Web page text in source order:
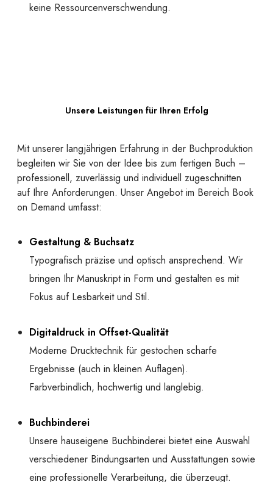
keine Ressourcenverschwendung.
Unsere Leistungen für Ihren Erfolg
Mit unserer langjährigen Erfahrung in der Buchproduktion
begleiten wir Sie von der Idee bis zum fertigen Buch –
professionell, zuverlässig und individuell zugeschnitten
auf Ihre Anforderungen. Unser Angebot im Bereich Book
on Demand umfasst:
Gestaltung & Buchsatz
Typografisch präzise und optisch ansprechend. Wir
bringen Ihr Manuskript in Form und gestalten es mit
Fokus auf Lesbarkeit und Stil.
Digitaldruck in Offset-Qualität
Moderne Drucktechnik für gestochen scharfe
Ergebnisse (auch in kleinen Auflagen).
Farbverbindlich, hochwertig und langlebig.
Buchbinderei
Unsere hauseigene Buchbinderei bietet eine Auswahl
verschiedener Bindungsarten und Ausstattungen sowie
eine professionelle Verarbeitung, die überzeugt.